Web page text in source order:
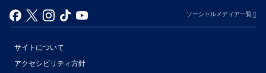
ソーシャルメディア一覧
サイトについて
アクセシビリティ方針